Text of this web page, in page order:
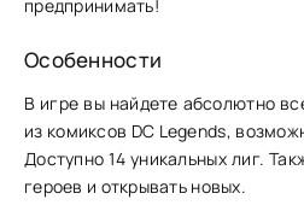
предпринимать!
Особенности
В игре вы найдете абсолютно
из комиксов DC Legends,
Доступно 14 уникальных лиг.
героев и открывать новых.